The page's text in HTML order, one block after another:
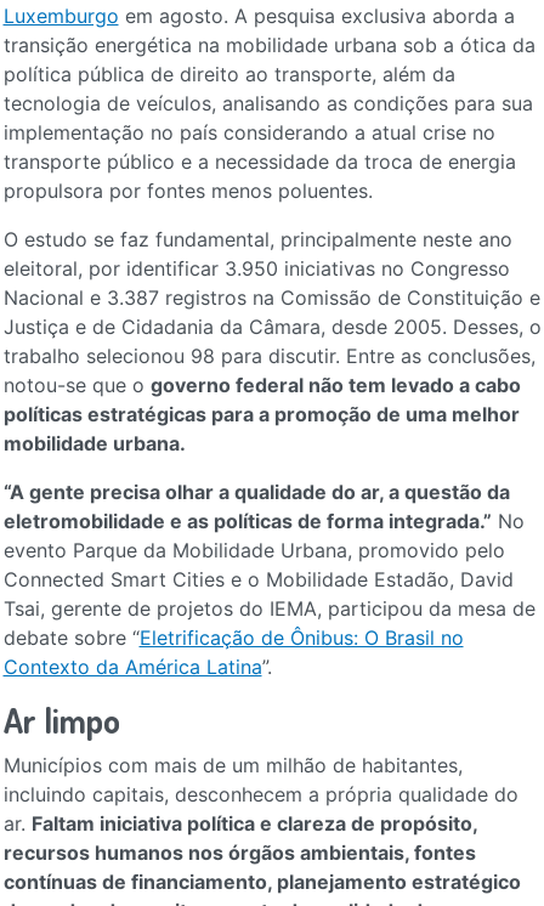
Luxemburgo em agosto. A pesquisa exclusiva aborda a
transição energética na mobilidade urbana sob a ótica da
política pública de direito ao transporte, além da
tecnologia de veículos, analisando as condições para sua
implementação no país considerando a atual crise no
transporte público e a necessidade da troca de energia
propulsora por fontes menos poluentes.
O estudo se faz fundamental, principalmente neste ano
eleitoral, por identificar 3.950 iniciativas no Congresso
Nacional e 3.387 registros na Comissão de Constituição e
Justiça e de Cidadania da Câmara, desde 2005. Desses, o
trabalho selecionou 98 para discutir. Entre as conclusões,
notou-se que o governo federal não tem levado a cabo
políticas estratégicas para a promoção de uma melhor
mobilidade urbana.
“A gente precisa olhar a qualidade do ar, a questão da
eletromobilidade e as políticas de forma integrada.” No
evento Parque da Mobilidade Urbana, promovido pelo
Connected Smart Cities e o Mobilidade Estadão, David
Tsai, gerente de projetos do IEMA, participou da mesa de
debate sobre “Eletrificação de Ônibus: O Brasil no
Contexto da América Latina”.
Ar limpo
Municípios com mais de um milhão de habitantes,
incluindo capitais, desconhecem a própria qualidade do
ar. Faltam iniciativa política e clareza de propósito,
recursos humanos nos órgãos ambientais, fontes
contínuas de financiamento, planejamento estratégico